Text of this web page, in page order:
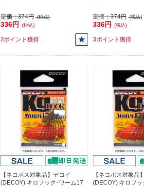
定価：374円 (税込)
336円 (税込)
3ポイント獲得
定価：374円 (税込)
336円 (税込)
3ポイント獲得
【ネコポス対象品】デコイ
(DECOY) キロフック･ワーム17
【ネコポス対象品
(DECOY) キロフッ